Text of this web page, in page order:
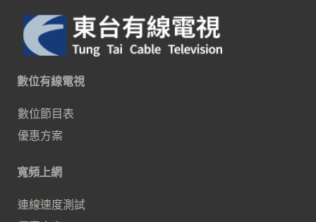
數位有線電視
數位節目表
優惠方案
寬頻上網
連線速度測試